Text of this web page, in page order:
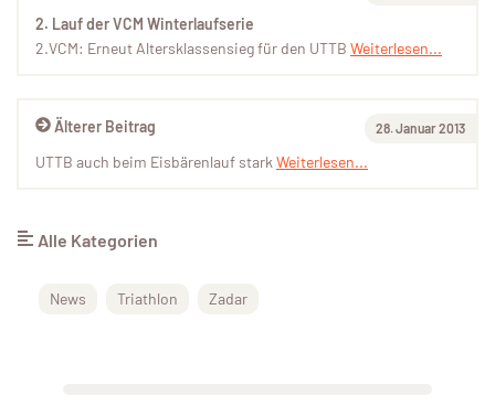
Älterer Beitrag 28. Januar 2013
UTTB auch beim Eisbärenlauf starkWeiterlesen...
2. Lauf der VCM Winterlaufserie
2.VCM: Erneut Altersklassensieg für den UTTB Weiterlesen...
Alle Kategorien
News Triathlon Zadar